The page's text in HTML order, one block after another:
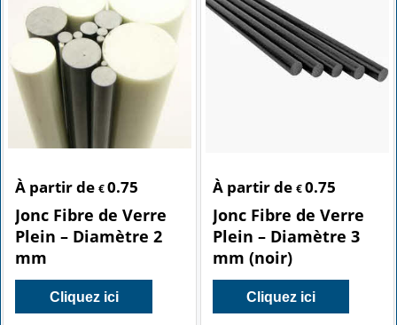
À partir de € 0.75
Jonc Fibre de Verre
Plein – Diamètre 2
mm
Cliquez ici
À partir de €0.75
Jonc Fibre de Verre
Plein – Diamètre 3
mm (noir)
Cliquez ici